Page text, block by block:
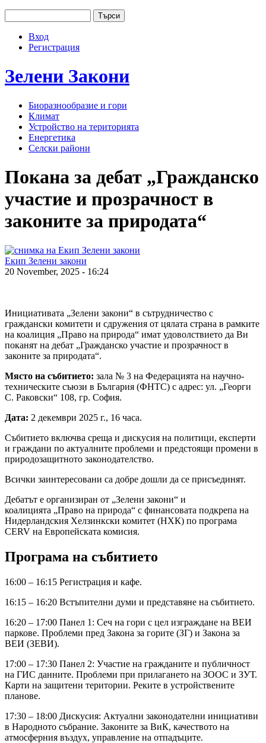
User menu
Вход
Регистрация
Зелени Закони
Биоразнообразие и гори
Климат
Устройство на територията
Енергетика
Селски райони
Покана за дебат „Гражданско
участие и прозрачност в
законите за природата“
Екип Зелени закони
20 November, 2025 - 16:24
Инициативата „Зелени закони“ в сътрудничество с
граждански комитети и сдружения от цялата страна в рамките
на коалиция „Право на природа“ имат удоволствието да Ви
поканят на дебат „Гражданско участие и прозрачност в
законите за природата“.
Място на събитието: зала № 3 на Федерацията на научно-
техническите съюзи в България (ФНТС) с адрес: ул. „Георги
С. Раковски“ 108, гр. София.
Дата: 2 декември 2025 г., 16 часа.
Събитието включва среща и дискусия на политици, експерти
и граждани по актуалните проблеми и предстоящи промени в
природозащитното законодателство.
Всички заинтересовани са добре дошли да се присъединят.
Дебатът е организиран от „Зелени закони“ и
коалицията „Право на природа“ с финансовата подкрепа на
Нидерландския Хелзинкски комитет (НХК) по програма
CERV на Европейската комисия.
Програма на събитието
16:00 – 16:15 Регистрация и кафе.
16:15 – 16:20 Встъпителни думи и представяне на събитието.
16:20 – 17:00 Панел 1: Сеч на гори с цел изграждане на ВЕИ
паркове. Проблеми пред Закона за горите (ЗГ) и Закона за
ВЕИ (ЗЕВИ).
17:00 – 17:30 Панел 2: Участие на гражданите и публичност
на ГИС данните. Проблеми при прилагането на ЗООС и ЗУТ.
Карти на защитени територии. Реките в устройствените
планове.
17:30 – 18:00 Дискусия: Актуални законодателни инициативи
в Народното събрание. Законите за ВиК, качеството на
атмосферния въздух, управление на отпадъците.